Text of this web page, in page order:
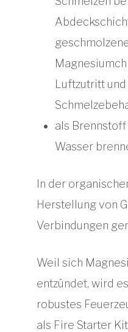
Luftzutritt
als
Wasser
In der
Herstellung von
Verbindungen
Weil sich
entzündet, wird
robustes
als Fire Starter